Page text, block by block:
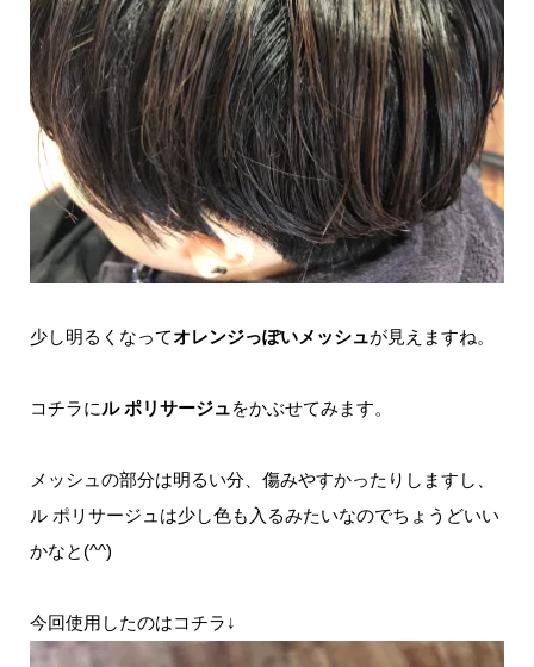
少し明るくなってオレンジっぽいメッシュが見えますね。
コチラにル ポリサージュをかぶせてみます。
メッシュの部分は明るい分、傷みやすかったりしますし、
ル ポリサージュは少し色も入るみたいなのでちょうどいい
かなと(^^)
今回使用したのはコチラ↓